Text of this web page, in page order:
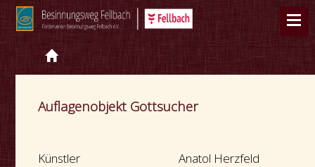
Auflagenobjekt Gottsucher
Künstler
Anatol Herzfeld